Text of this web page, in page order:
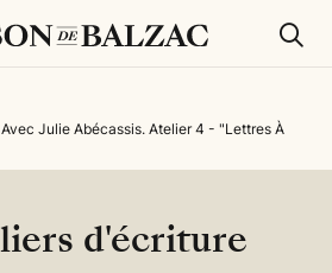
Julie Abécassis. Atelier 4 - "Lettres À
d'écriture